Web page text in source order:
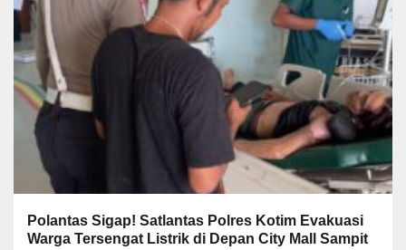
Polantas Sigap! Satlantas Polres Kotim Evakuasi
Warga Tersengat Listrik di Depan City Mall Sampit